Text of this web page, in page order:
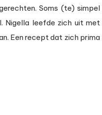
Soms (te) simpel
Nigella leefde zich uit met
Een recept dat zich prima